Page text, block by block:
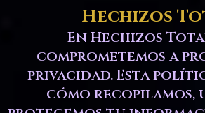
Hechizos
En Hechizos
comprometemos a
privacidad. Esta
cómo recopilamos,